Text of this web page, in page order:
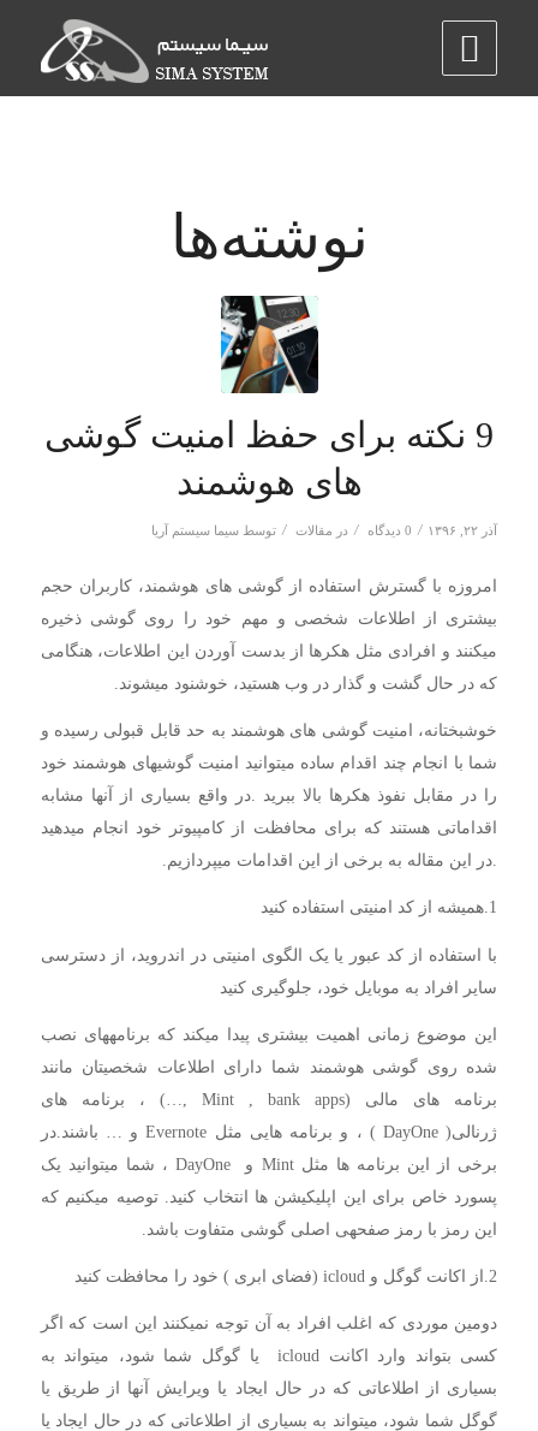
نوشته‌ها
9 نکته برای حفظ امنیت گوشی
های هوشمند
آذر ۲۲, ۱۳۹۶ / 0 دیدگاه / در مقالات / توسط سیما سیستم آریا
امروزه با گسترش استفاده از گوشی های هوشمند، کاربران حجم
بیشتری از اطلاعات شخصی و مهم خود را روی گوشی ذخیره
میکنند و افرادی مثل هکرها از بدست آوردن این اطلاعات، هنگامی
که در حال گشت و گذار در وب هستید، خوشنود میشوند.
خوشبختانه، امنیت گوشی های هوشمند به حد قابل قبولی رسیده و
شما با انجام چند اقدام ساده میتوانید امنیت گوشیهای هوشمند خود
را در مقابل نفوذ هکرها بالا ببرید .در واقع بسیاری از آنها مشابه
اقداماتی هستند که برای محافظت از کامپیوتر خود انجام میدهید
.در این مقاله به برخی از این اقدامات میپردازیم.
1.همیشه از کد امنیتی استفاده کنید
با استفاده از کد عبور یا یک الگوی امنیتی در اندروید، از دسترسی
سایر افراد به موبایل خود، جلوگیری کنید
این موضوع زمانی اهمیت بیشتری پیدا میکند که برنامههای نصب
شده روی گوشی هوشمند شما دارای اطلاعات شخصیتان مانند
برنامه های مالی (Mint , bank apps ,…) ، برنامه های
ژرنالی( DayOne ) ، و برنامه هایی مثل Evernote و … باشند.در
برخی از این برنامه ها مثل Mint و DayOne ، شما میتوانید یک
پسورد خاص برای این اپلیکیشن ها انتخاب کنید. توصیه میکنیم که
این رمز با رمز صفحهی اصلی گوشی متفاوت باشد.
2.از اکانت گوگل و icloud (فضای ابری ) خود را محافظت کنید
دومین موردی که اغلب افراد به آن توجه نمیکنند این است که اگر
کسی بتواند وارد اکانت icloud یا گوگل شما شود، میتواند به
بسیاری از اطلاعاتی که در حال ایجاد یا ویرایش آنها از طریق یا
گوگل شما شود، میتواند به بسیاری از اطلاعاتی که در حال ایجاد یا